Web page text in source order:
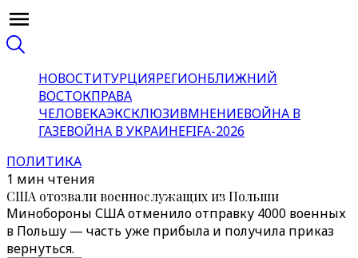
НОВОСТИТУРЦИЯРЕГИОНБЛИЖНИЙ
ВОСТОКПРАВА
ЧЕЛОВЕКАЭКСКЛЮЗИВМНЕНИЕВОЙНА В
ГАЗЕВОЙНА В УКРАИНЕFIFA-2026
ПОЛИТИКА
1 мин чтения
США отозвали военнослужащих из Польши
Минобороны США отменило отправку 4000 военных
в Польшу — часть уже прибыла и получила приказ
вернуться.